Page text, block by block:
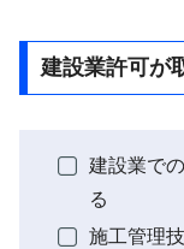
建設業許可が
建設業での
る
施工管理